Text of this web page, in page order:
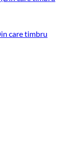
care timbru